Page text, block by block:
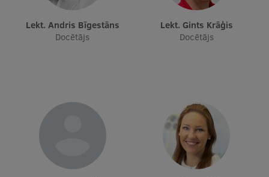
Inovāciju centrs
Mobilitātes programmas
Starptautiskie projekti
Lekt. Andris Bīgestāns
Docētājs
Lekt. Gints Krāģis
Docētājs